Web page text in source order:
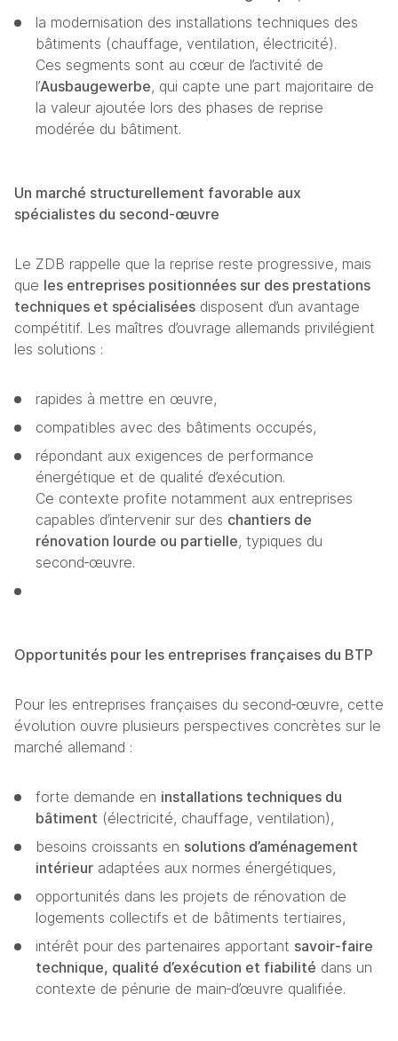
la modernisation des installations techniques des
bâtiments (chauffage, ventilation, électricité).
Ces segments sont au cœur de l’activité de
l’Ausbaugewerbe, qui capte une part majoritaire de
la valeur ajoutée lors des phases de reprise
modérée du bâtiment.
Un marché structurellement favorable aux
spécialistes du second‑œuvre
Le ZDB rappelle que la reprise reste progressive, mais
que les entreprises positionnées sur des prestations
techniques et spécialisées disposent d’un avantage
compétitif. Les maîtres d’ouvrage allemands privilégient
les solutions :
rapides à mettre en œuvre,
compatibles avec des bâtiments occupés,
répondant aux exigences de performance
énergétique et de qualité d’exécution.
Ce contexte profite notamment aux entreprises
capables d’intervenir sur des chantiers de
rénovation lourde ou partielle, typiques du
second‑œuvre.
Opportunités pour les entreprises françaises du BTP
Pour les entreprises françaises du second‑œuvre, cette
évolution ouvre plusieurs perspectives concrètes sur le
marché allemand :
forte demande en installations techniques du
bâtiment (électricité, chauffage, ventilation),
besoins croissants en solutions d’aménagement
intérieur adaptées aux normes énergétiques,
opportunités dans les projets de rénovation de
logements collectifs et de bâtiments tertiaires,
intérêt pour des partenaires apportant savoir‑faire
technique, qualité d’exécution et fiabilité dans un
contexte de pénurie de main‑d’œuvre qualifiée.